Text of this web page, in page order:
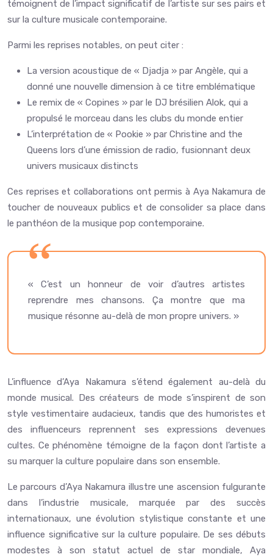
témoignent de l’impact significatif de l’artiste sur ses pairs et
sur la culture musicale contemporaine.
Parmi les reprises notables, on peut citer :
La version acoustique de « Djadja » par Angèle, qui a
donné une nouvelle dimension à ce titre emblématique
Le remix de « Copines » par le DJ brésilien Alok, qui a
propulsé le morceau dans les clubs du monde entier
L’interprétation de « Pookie » par Christine and the
Queens lors d’une émission de radio, fusionnant deux
univers musicaux distincts
Ces reprises et collaborations ont permis à Aya Nakamura de
toucher de nouveaux publics et de consolider sa place dans
le panthéon de la musique pop contemporaine.
« C’est un honneur de voir d’autres artistes
reprendre mes chansons. Ça montre que ma
musique résonne au-delà de mon propre univers. »
L’influence d’Aya Nakamura s’étend également au-delà du
monde musical. Des créateurs de mode s’inspirent de son
style vestimentaire audacieux, tandis que des humoristes et
des influenceurs reprennent ses expressions devenues
cultes. Ce phénomène témoigne de la façon dont l’artiste a
su marquer la culture populaire dans son ensemble.
Le parcours d’Aya Nakamura illustre une ascension fulgurante
dans l’industrie musicale, marquée par des succès
internationaux, une évolution stylistique constante et une
influence significative sur la culture populaire. De ses débuts
modestes à son statut actuel de star mondiale, Aya